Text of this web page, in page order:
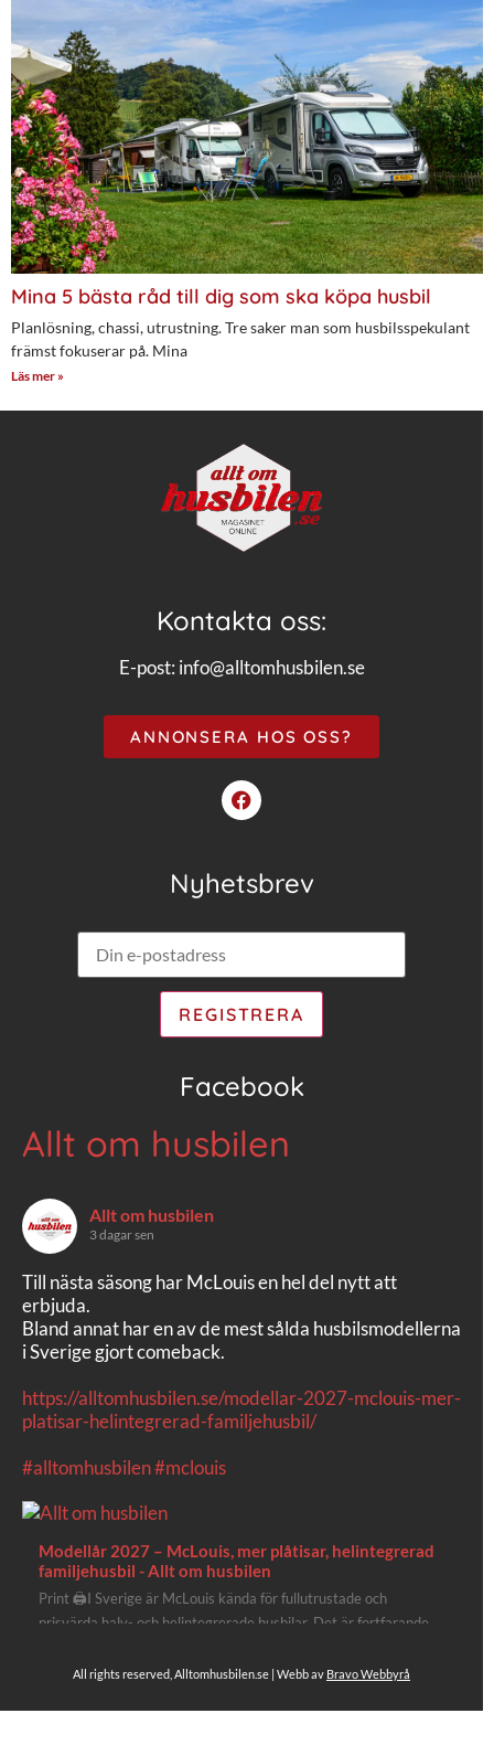
Mina 5 bästa råd till dig som ska köpa husbil
Planlösning, chassi, utrustning. Tre saker man som husbilsspekulant
främst fokuserar på. Mina
Läs mer »
Kontakta oss:
E-post: info@alltomhusbilen.se
ANNONSERA HOS OSS?
Nyhetsbrev
Facebook
Allt om husbilen
Allt om husbilen
3 dagar sen
Till nästa säsong har McLouis en hel del nytt att
erbjuda.
Bland annat har en av de mest sålda husbilsmodellerna
i Sverige gjort comeback.
https://alltomhusbilen.se/modellar-2027-mclouis-mer-
platisar-helintegrerad-familjehusbil/
#alltomhusbilen#mclouis
Modellår 2027 – McLouis, mer plåtisar, helintegrerad
familjehusbil - Allt om husbilen
Print 🖨I Sverige är McLouis kända för fullutrustade och
prisvärda halv- och helintegrerade husbilar. Det är fortfarande
plåtisutbud lite extra kärlek med hela 3 nya utrustningsnivåer.
All rights reserved, Alltomhusbilen.se | Webb av Bravo Webbyrå